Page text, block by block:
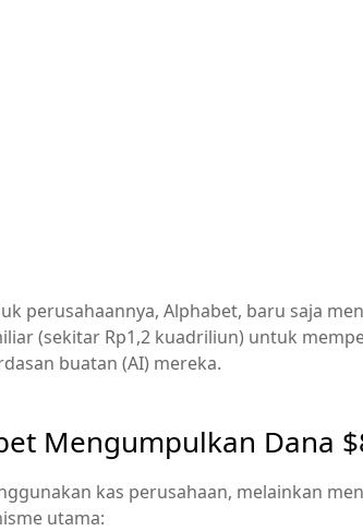
perusahaannya, Alphabet, baru saja
(sekitar Rp1,2 kuadriliun) untuk
buatan (AI) mereka.
Mengumpulkan Dana
kas perusahaan, melainkan
utama: